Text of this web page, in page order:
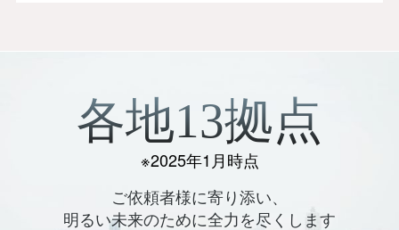
各地13拠点
※2025年1月時点
ご依頼者様に寄り添い、
明るい未来のために全力を尽くします